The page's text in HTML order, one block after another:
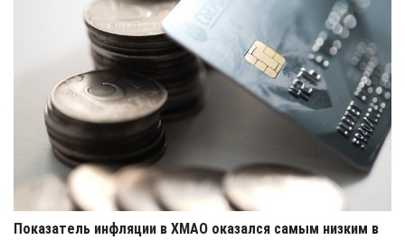
Показатель инфляции в ХМАО оказался самым низким в